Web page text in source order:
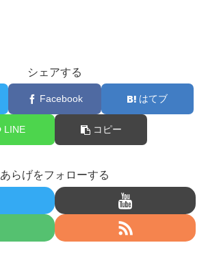
シェアする
Facebook はてブ
LINE コピー
あらげをフォローする